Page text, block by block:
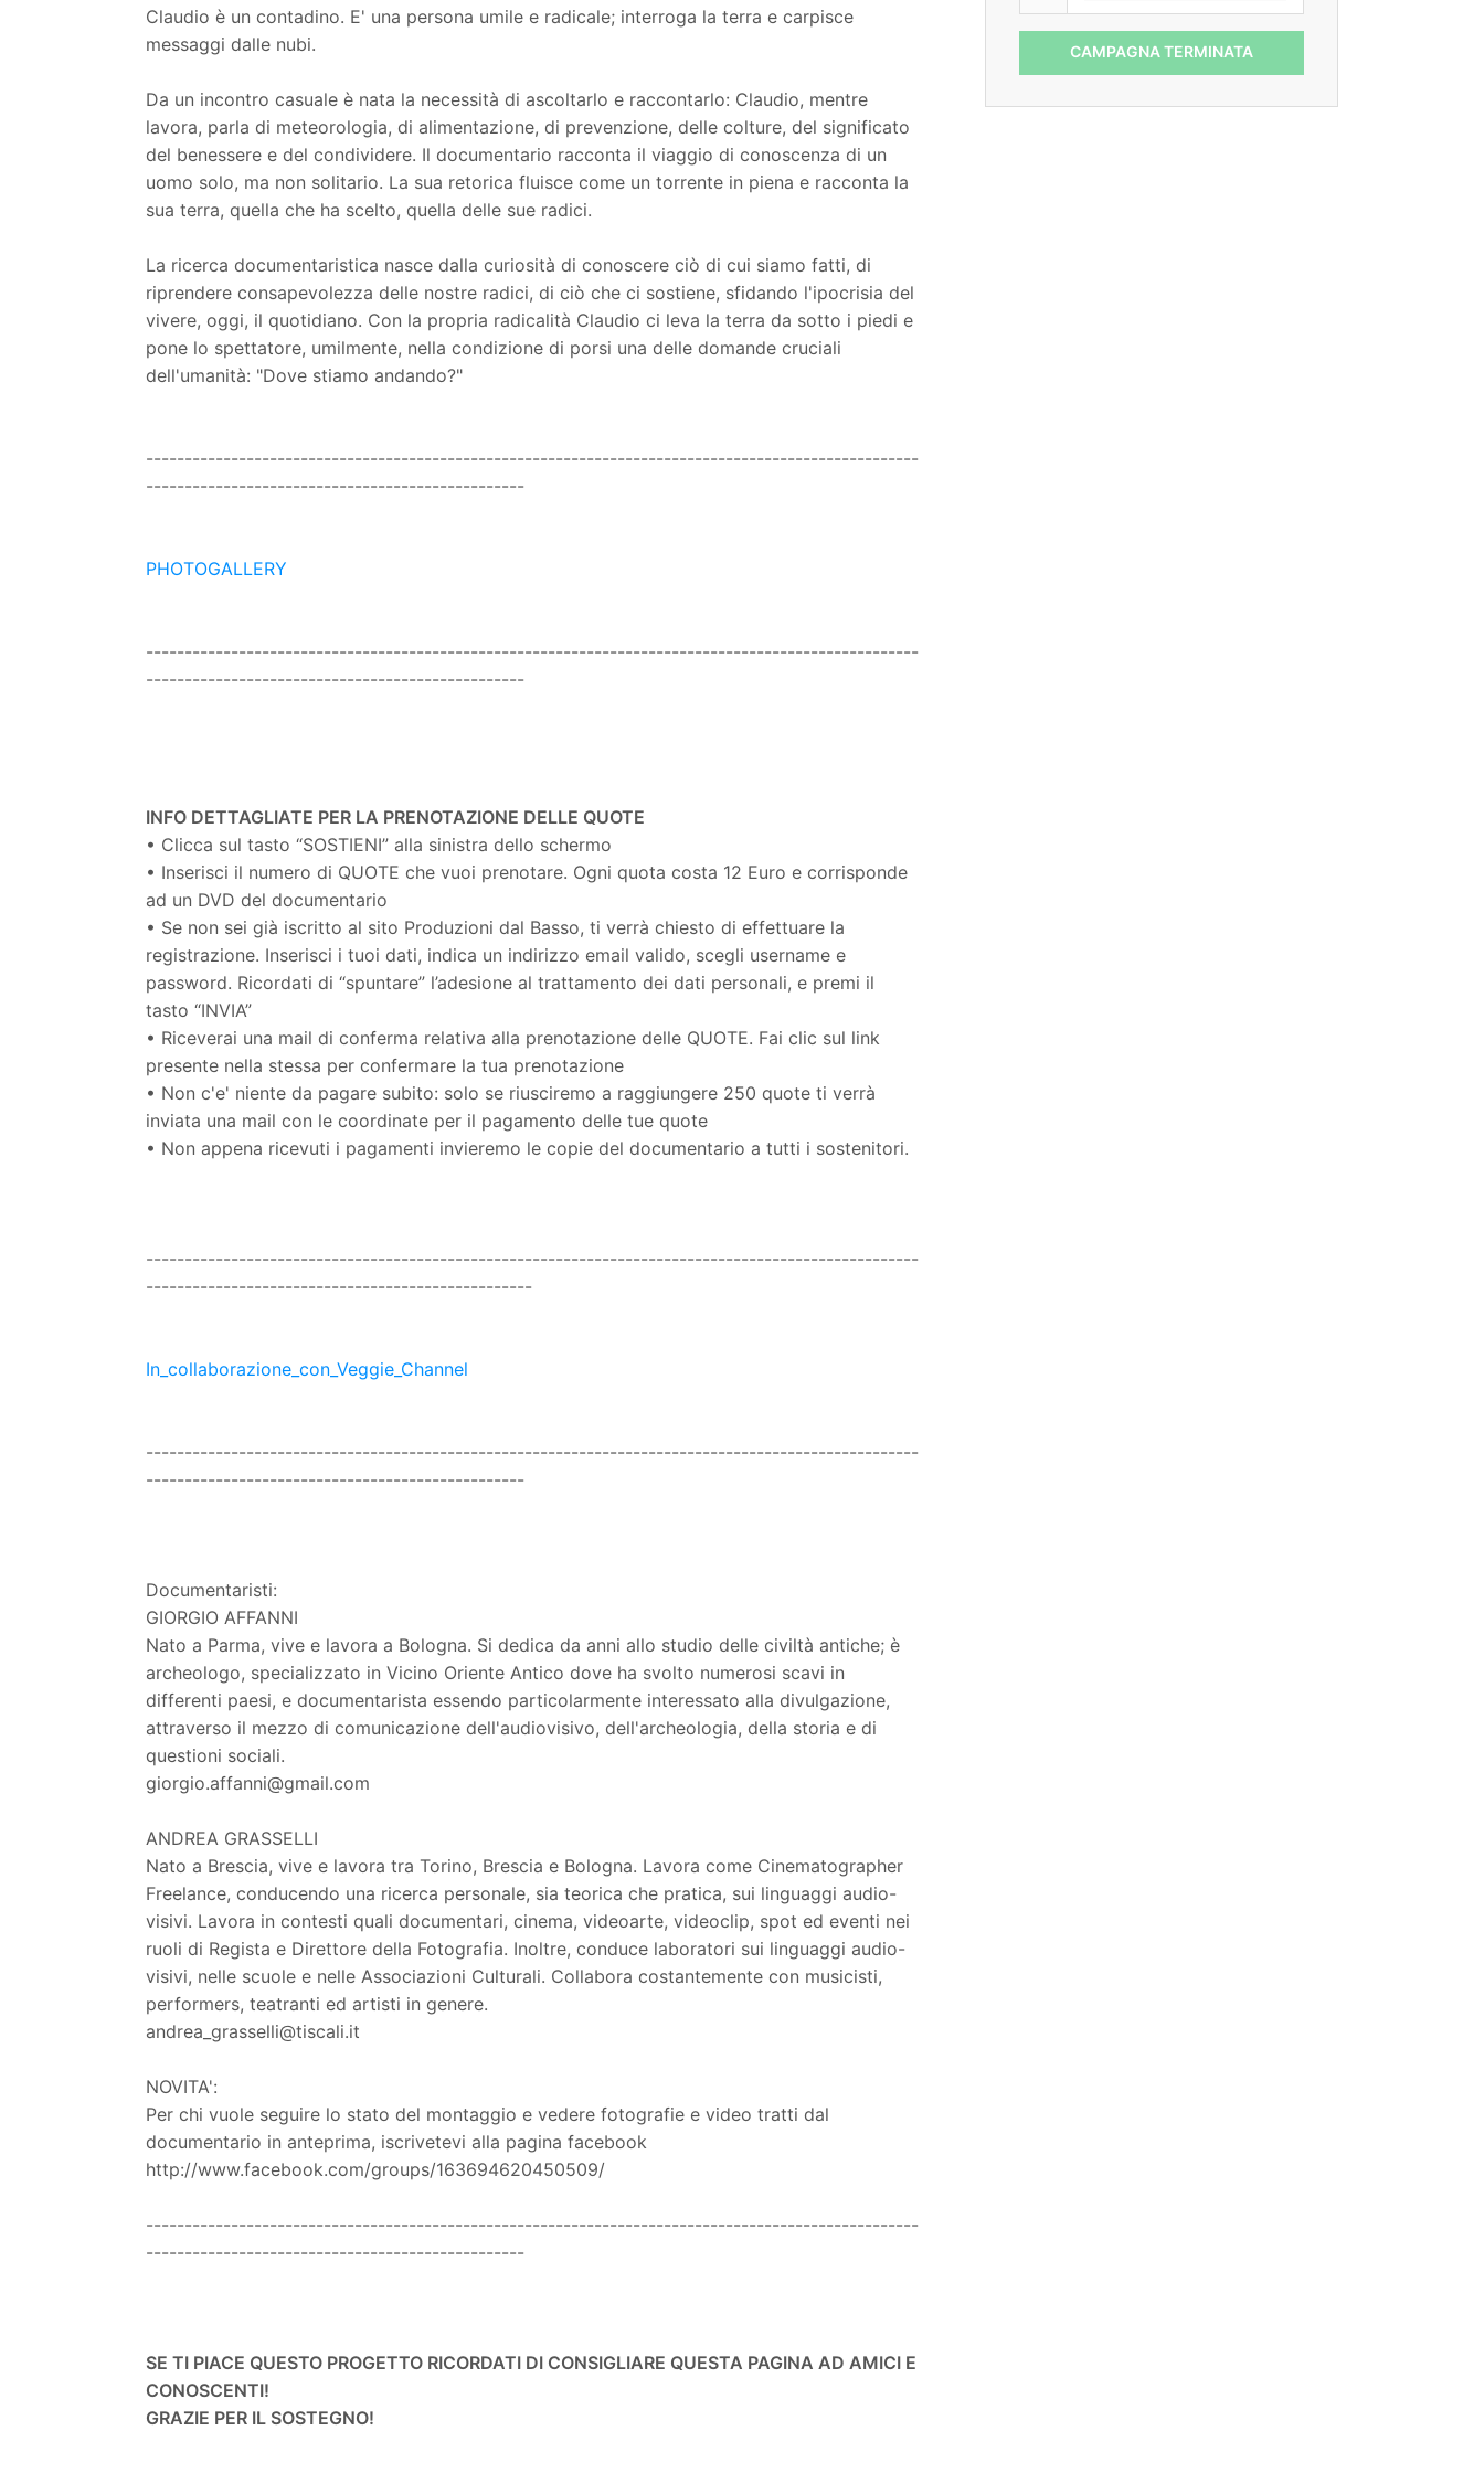
Claudio è un contadino. E' una persona umile e radicale; interroga la terra e carpisce
messaggi dalle nubi.
Da un incontro casuale è nata la necessità di ascoltarlo e raccontarlo: Claudio, mentre
lavora, parla di meteorologia, di alimentazione, di prevenzione, delle colture, del significato
del benessere e del condividere. Il documentario racconta il viaggio di conoscenza di un
uomo solo, ma non solitario. La sua retorica fluisce come un torrente in piena e racconta la
sua terra, quella che ha scelto, quella delle sue radici.
La ricerca documentaristica nasce dalla curiosità di conoscere ciò di cui siamo fatti, di
riprendere consapevolezza delle nostre radici, di ciò che ci sostiene, sfidando l'ipocrisia del
vivere, oggi, il quotidiano. Con la propria radicalità Claudio ci leva la terra da sotto i piedi e
pone lo spettatore, umilmente, nella condizione di porsi una delle domande cruciali
dell'umanità: "Dove stiamo andando?"
----------------------------------------------------------------------------------------------------
-------------------------------------------------
PHOTOGALLERY
----------------------------------------------------------------------------------------------------
-------------------------------------------------
INFO DETTAGLIATE PER LA PRENOTAZIONE DELLE QUOTE
• Clicca sul tasto “SOSTIENI” alla sinistra dello schermo
• Inserisci il numero di QUOTE che vuoi prenotare. Ogni quota costa 12 Euro e corrisponde
ad un DVD del documentario
• Se non sei già iscritto al sito Produzioni dal Basso, ti verrà chiesto di effettuare la
registrazione. Inserisci i tuoi dati, indica un indirizzo email valido, scegli username e
password. Ricordati di “spuntare” l’adesione al trattamento dei dati personali, e premi il
tasto “INVIA”
• Riceverai una mail di conferma relativa alla prenotazione delle QUOTE. Fai clic sul link
presente nella stessa per confermare la tua prenotazione
• Non c'e' niente da pagare subito: solo se riusciremo a raggiungere 250 quote ti verrà
inviata una mail con le coordinate per il pagamento delle tue quote
• Non appena ricevuti i pagamenti invieremo le copie del documentario a tutti i sostenitori.
----------------------------------------------------------------------------------------------------
--------------------------------------------------
In_collaborazione_con_Veggie_Channel
----------------------------------------------------------------------------------------------------
-------------------------------------------------
Documentaristi:
GIORGIO AFFANNI
Nato a Parma, vive e lavora a Bologna. Si dedica da anni allo studio delle civiltà antiche; è
archeologo, specializzato in Vicino Oriente Antico dove ha svolto numerosi scavi in
differenti paesi, e documentarista essendo particolarmente interessato alla divulgazione,
attraverso il mezzo di comunicazione dell'audiovisivo, dell'archeologia, della storia e di
questioni sociali.
giorgio.affanni@gmail.com
ANDREA GRASSELLI
Nato a Brescia, vive e lavora tra Torino, Brescia e Bologna. Lavora come Cinematographer
Freelance, conducendo una ricerca personale, sia teorica che pratica, sui linguaggi audio-
visivi. Lavora in contesti quali documentari, cinema, videoarte, videoclip, spot ed eventi nei
ruoli di Regista e Direttore della Fotografia. Inoltre, conduce laboratori sui linguaggi audio-
visivi, nelle scuole e nelle Associazioni Culturali. Collabora costantemente con musicisti,
performers, teatranti ed artisti in genere.
andrea_grasselli@tiscali.it
NOVITA':
Per chi vuole seguire lo stato del montaggio e vedere fotografie e video tratti dal
documentario in anteprima, iscrivetevi alla pagina facebook
http://www.facebook.com/groups/163694620450509/
----------------------------------------------------------------------------------------------------
-------------------------------------------------
SE TI PIACE QUESTO PROGETTO RICORDATI DI CONSIGLIARE QUESTA PAGINA AD AMICI E
CONOSCENTI!
GRAZIE PER IL SOSTEGNO!
CAMPAGNA TERMINATA